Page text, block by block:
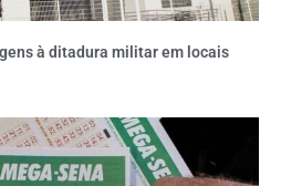
à ditadura militar em locais